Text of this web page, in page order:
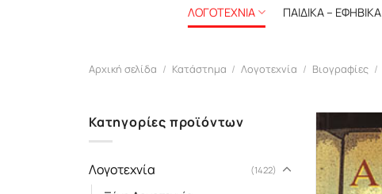
ΛΟΓΟΤΕΧΝΙΑ ΠΑΙΔΙΚΑ – ΕΦΗΒΙΚΑ
Αρχική σελίδα / Κατάστημα / Λογοτεχνία / Βιογραφίες /
Κατηγορίες προϊόντων
Λογοτεχνία (1422)